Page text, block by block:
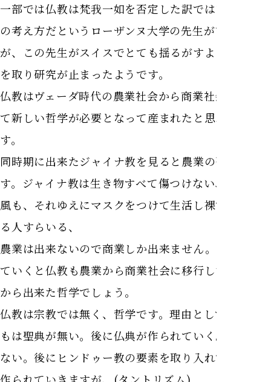
一部では仏教は梵我一如を否定した訳ではなく地方
の考え方だというローザンヌ大学の先生がいました
が、この先生がスイスでとても揺るがすような行動
を取り研究が止まったようです。
仏教はヴェーダ時代の農業社会から商業社会になっ
て新しい哲学が必要となって産まれたと思われま
す。
同時期に出来たジャイナ教を見ると農業の否定で
す。ジャイナ教は生き物すべて傷つけない、大地も
風も、それゆえにマスクをつけて生活し裸で生活す
る人すらいる、
農業は出来ないので商業しか出来ません。それを見
ていくと仏教も農業から商業社会に移行したインド
から出来た哲学でしょう。
仏教は宗教では無く、哲学です。理由としてそもそ
もは聖典が無い。後に仏典が作られていく。神が居
ない。後にヒンドゥー教の要素を取り入れて仏像が